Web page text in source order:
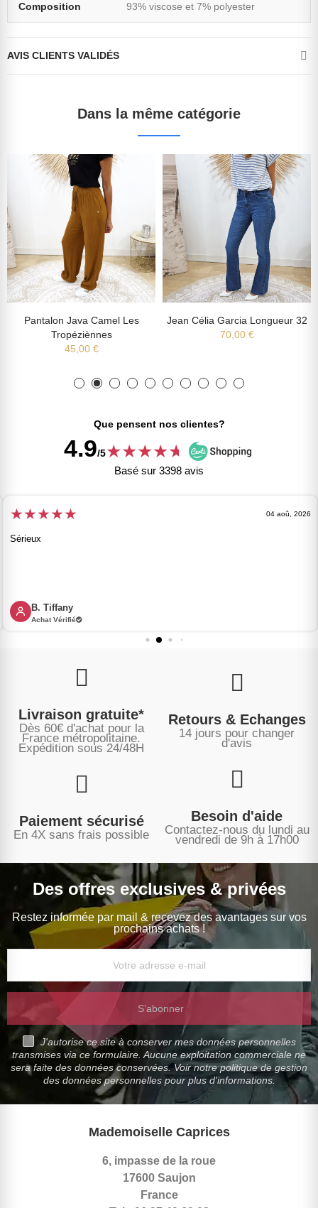
Composition 93% viscose et 7% polyester
AVIS CLIENTS VALIDÉS
Dans la même catégorie
Pantalon Java Camel Les
Tropéziènnes
45,00 €
Jean Célia Garcia Longueur 32
70,00 €
Que pensent nos clientes?
4.9/5★★★★★
★
Basé sur 3398 avis
★★★★★ 04 aoû, 2026
Sérieux
B. Tiffany
Achat Vérifié
Livraison gratuite*
Dès 60€ d'achat pour la
France métropolitaine.
Expédition sous 24/48H
Retours & Echanges
14 jours pour changer
d'avis
Paiement sécurisé
En 4X sans frais possible
Besoin d'aide
Contactez-nous du lundi au
vendredi de 9h à 17h00
Des offres exclusives & privées
Restez informée par mail & recevez des avantages sur vos
prochains achats !
S’abonner
J'autorise ce site à conserver mes données personnelles
transmises via ce formulaire. Aucune exploitation commerciale ne
sera faite des données conservées. Voir notre politique de gestion
des données personnelles pour plus d'informations.
Mademoiselle Caprices
6, impasse de la roue
17600 Saujon
France